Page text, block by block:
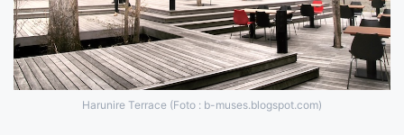
Harunire Terrace (Foto : b-muses.blogspot.com)